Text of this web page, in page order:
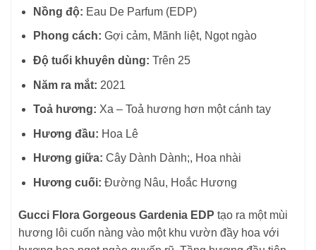
Nồng độ: Eau De Parfum (EDP)
Phong cách: Gợi cảm, Mãnh liệt, Ngọt ngào
Độ tuổi khuyên dùng: Trên 25
Năm ra mắt: 2021
Toả hương: Xa – Toả hương hơn một cánh tay
Hương đầu: Hoa Lê
Hương giữa: Cây Dành Dành;, Hoa nhài
Hương cuối: Đường Nâu, Hoắc Hương
Gucci Flora Gorgeous Gardenia EDP tạo ra một mùi
hương lôi cuốn nàng vào một khu vườn đầy hoa với